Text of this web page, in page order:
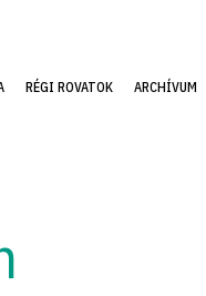
RÉGI ROVATOK ARCHÍVUM